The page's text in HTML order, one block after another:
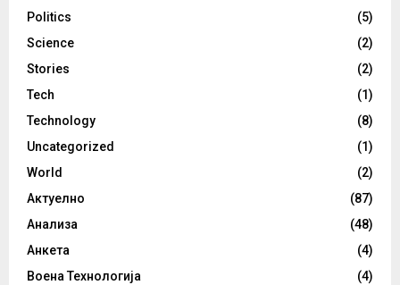
Politics
(5)
Science
(2)
Stories
(2)
Tech
(1)
Technology
(8)
Uncategorized
(1)
World
(2)
Актуелно
(87)
Анализа
(48)
Анкета
(4)
Воена Технологија
(4)